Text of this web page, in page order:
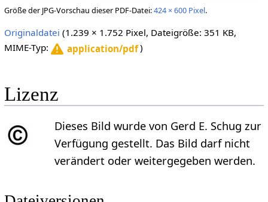
Größe der JPG-Vorschau dieser PDF-Datei:424 × 600 Pixel.
Originaldatei (1.239 × 1.752 Pixel, Dateigröße: 351 KB,
MIME-Typ:
application/pdf)
Lizenz
Dieses Bild wurde von Gerd E. Schug zur
Verfügung gestellt. Das Bild darf nicht
verändert oder weitergegeben werden.